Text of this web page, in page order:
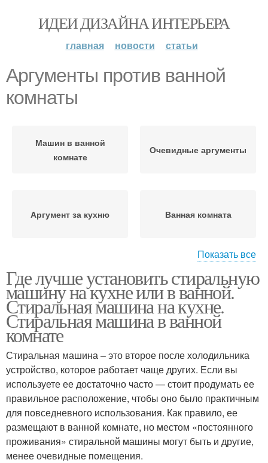
ИДЕИ ДИЗАЙНА ИНТЕРЬЕРА
главная новости статьи
Аргументы против ванной
комнаты
Машин в ванной
комнате
Очевидные аргументы
Аргумент за кухню Ванная комната
Постирочная комната
Показать все
Где лучше установить стиральную
машину на кухне или в ванной.
Стиральная машина на кухне.
Стиральная машина в ванной
комнате
Стиральная машина – это второе после холодильника
устройство, которое работает чаще других. Если вы
используете ее достаточно часто — стоит продумать ее
правильное расположение, чтобы оно было практичным
для повседневного использования. Как правило, ее
размещают в ванной комнате, но местом «постоянного
проживания» стиральной машины могут быть и другие,
менее очевидные помещения.